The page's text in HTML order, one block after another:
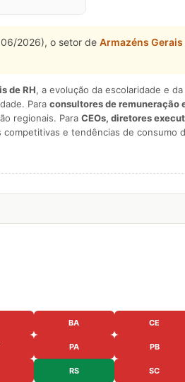
06/2026), o setor de Armazéns Gerais
de RH, a evolução da escolaridade e
Para consultores de remuneração
regionais. Para CEOs, diretores
e tendências de consumo
BA CE
PA PB
RS SC